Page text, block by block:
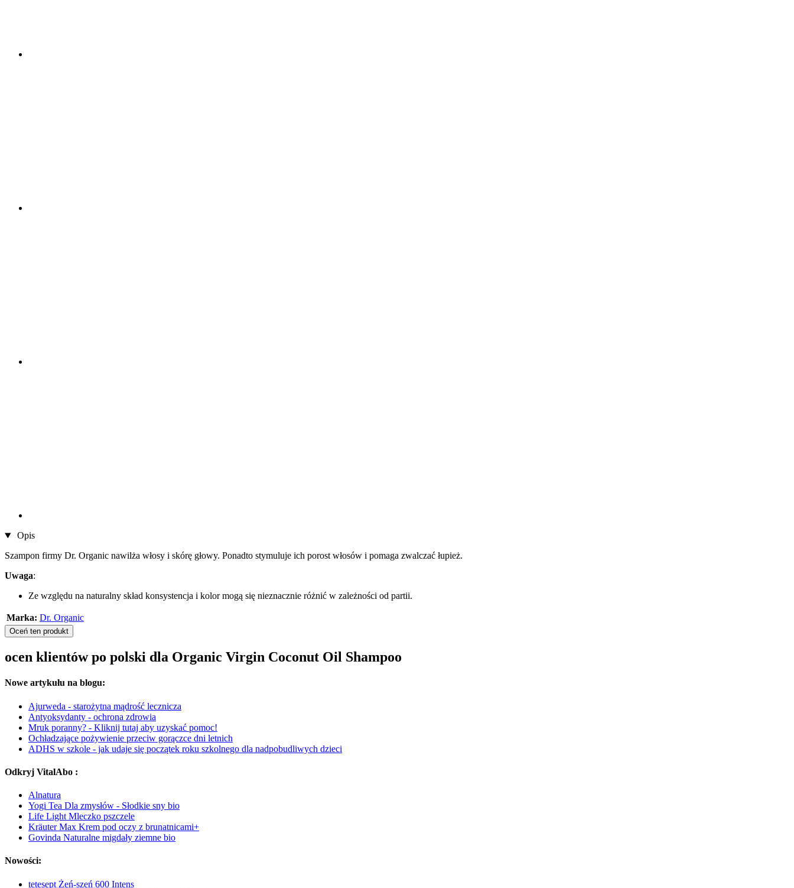
Opis
Szampon firmy Dr. Organic nawilża włosy i skórę głowy. Ponadto stymuluje ich porost włosów i pomaga zwalczać łupież.
Uwaga:
Ze względu na naturalny skład konsystencja i kolor mogą się nieznacznie różnić w zależności od partii.
Marka: Dr. Organic
Oceń ten produkt
ocen klientów po polski dla Organic Virgin Coconut Oil Shampoo
Nowe artykułu na blogu:
Ajurweda - starożytna mądrość lecznicza
Antyoksydanty - ochrona zdrowia
Mruk poranny? - Kliknij tutaj aby uzyskać pomoc!
Ochładzające pożywienie przeciw gorączce dni letnich
ADHS w szkole - jak udaje się początek roku szkolnego dla nadpobudliwych dzieci
Odkryj VitalAbo :
Alnatura
Yogi Tea Dla zmysłów - Słodkie sny bio
Life Light Mleczko pszczele
Kräuter Max Krem pod oczy z brunatnicami+
Govinda Naturalne migdały ziemne bio
Nowości:
tetesept Żeń-szeń 600 Intens